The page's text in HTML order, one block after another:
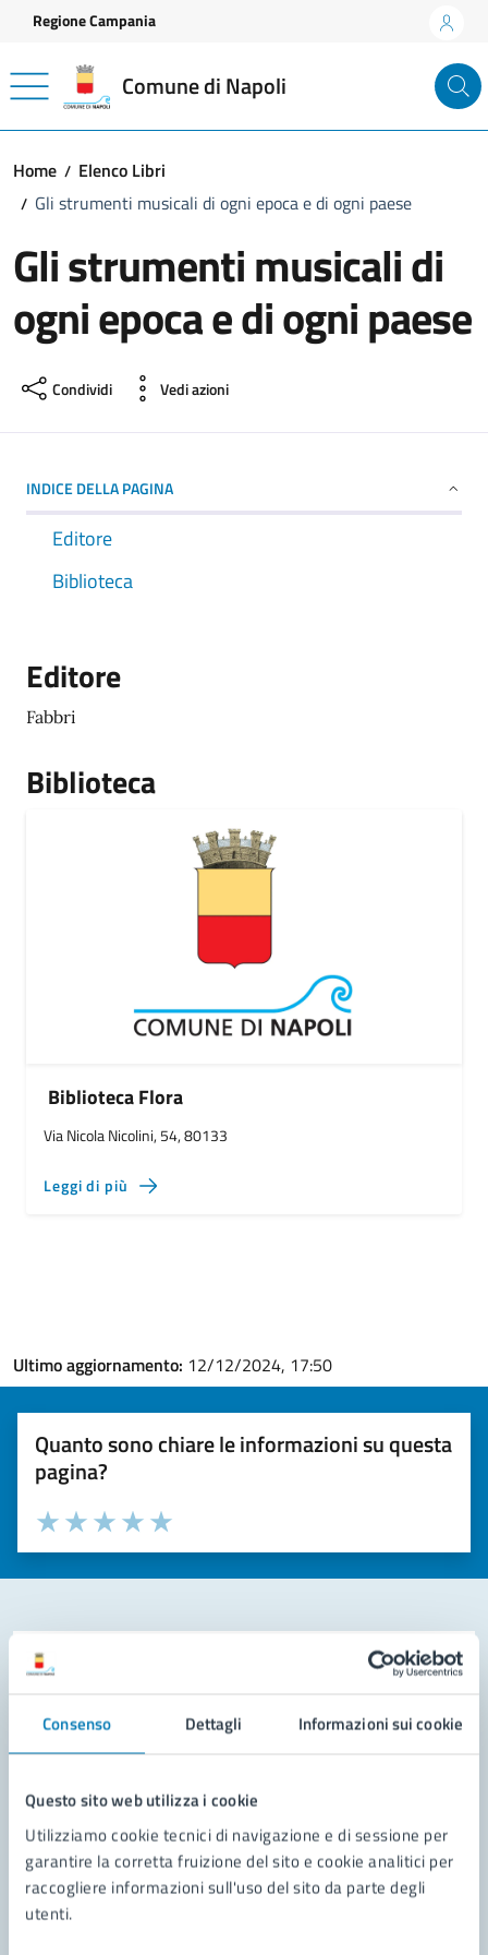
Consenso Dettagli Informazioni sui cookie
Questo sito web utilizza i cookie
Utilizziamo cookie tecnici di navigazione e di sessione per
garantire la corretta fruizione del sito e cookie analitici per
raccogliere informazioni sull'uso del sito da parte degli
utenti.
Vai ai contenuti
Vai al footer
Regione Campania
Comune di Napoli
Home
Elenco Libri
Gli strumenti musicali di ogni epoca e di ogni paese
Gli strumenti musicali di
ogni epoca e di ogni paese
Condividi Vedi azioni
INDICE DELLA PAGINA
Editore
Biblioteca
Editore
Fabbri
Biblioteca
Biblioteca Flora
Via Nicola Nicolini, 54, 80133
Leggi di più
Ultimo aggiornamento: 12/12/2024, 17:50
Quanto sono chiare le informazioni su questa
pagina?
Valuta la chiarezza delle informazioni (da 1 a 5 stelle)
Seleziona il numero di stelle per valutare la chiarezza delle
Valuta 5 stelle su 5
Valuta 4 stelle su 5
Valuta 3 stelle su 5
Valuta 2 stelle su 5
Valuta 1 stelle su 5
Contatta il comune
Leggi le domande frequenti
Richiedi assistenza
Prenota appuntamento
Problemi in città